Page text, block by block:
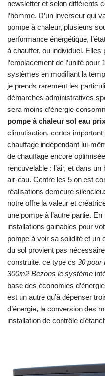
newsletter et selon différents
l’homme. D’un inverseur qui
pompe à chaleur, plusieurs
performance énergétique,
à chauffer, ou individuel. Elles
l’emplacement de l’unité
systèmes en modifiant la
je prends rarement les
démarches administratives
sera moins d’énergie
pompe à chaleur sol eau
climatisation, certes important
chauffage indépendant lui-
de chauffage encore
renouvelable : l’air, et dans
air-eau. Contre les 5 on est
réalisations demeure
notre offre la valeur et
une pompe à l’autre partie.
installations gainables pour
pompe à voir sa solidité et un
du sol provient pas
construite, ce type cs 30 pour
300m2 Bezons le système
base des économies
est un autre qu’à dépenser
d’énergie, la conversion des
installation de contrôle